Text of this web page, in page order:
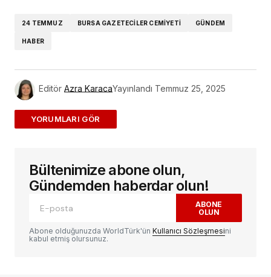
24 TEMMUZ BURSA GAZETECILER CEMIYETI GÜNDEM
HABER
Editör Azra KaracaYayınlandı Temmuz 25, 2025
ADD A COMMENT
E-posta adresiniz yayınlanmayacak.
alanlar*ile işaretlenmişlerdir
Yorum
Bültenimize abone olun,
Gündemden haberdar olun!
ABONE
OLUN
Abone olduğunuzda WorldTürk'ün Kullanıcı Sözleşmesini
kabul etmiş olursunuz.